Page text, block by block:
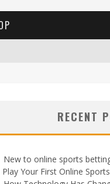
RECENT
New to online sports
Your First Online